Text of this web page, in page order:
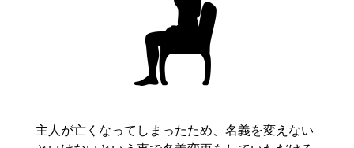
主人が亡くなってしまったため、名義を変えない